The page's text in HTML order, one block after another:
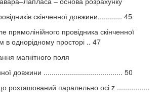
скінченної довжини............ 45
прямолінійного провідника скінченної
в однорідному просторі .. 47
магнітного поля
довжини ....................................... 50
розташований паралельно осі z ................